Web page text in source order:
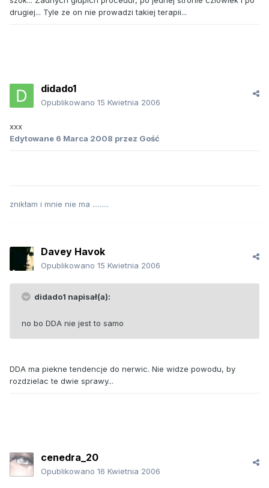
drugiej... Tyle ze on nie prowadzi takiej terapii...
didado1
Opublikowano 15 Kwietnia 2006
xxx
Edytowane 6 Marca 2008 przez Gość
znikłam i mnie nie ma .........
Davey Havok
Opublikowano 15 Kwietnia 2006
didado1 napisał(a):
no bo DDA nie jest to samo
DDA ma piekne tendencje do nerwic. Nie widze powodu, by
rozdzielac te dwie sprawy...
cenedra_20
Opublikowano 16 Kwietnia 2006